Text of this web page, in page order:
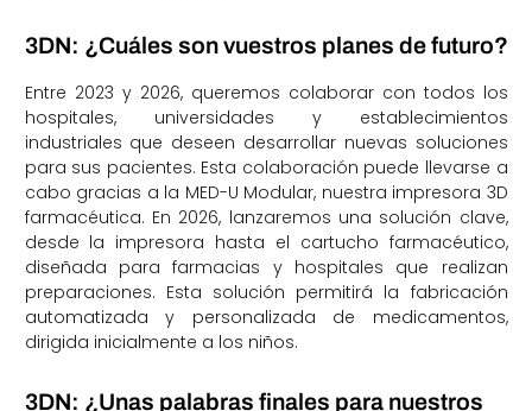
3DN: ¿Cuáles son vuestros planes de futuro?
Entre 2023 y 2026, queremos colaborar con todos los
hospitales, universidades y establecimientos
industriales que deseen desarrollar nuevas soluciones
para sus pacientes. Esta colaboración puede llevarse a
cabo gracias a la MED-U Modular, nuestra impresora 3D
farmacéutica. En 2026, lanzaremos una solución clave,
desde la impresora hasta el cartucho farmacéutico,
diseñada para farmacias y hospitales que realizan
preparaciones. Esta solución permitirá la fabricación
automatizada y personalizada de medicamentos,
dirigida inicialmente a los niños.
3DN: ¿Unas palabras finales para nuestros